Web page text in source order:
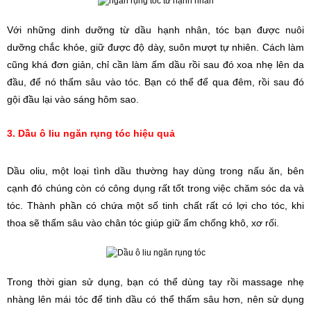
Với những dinh dưỡng từ dầu hạnh nhân, tóc bạn được nuôi
dưỡng chắc khỏe, giữ được độ dày, suôn mượt tự nhiên. Cách làm
cũng khá đơn giản, chỉ cần làm ấm dầu rồi sau đó xoa nhẹ lên da
đầu, để nó thấm sâu vào tóc. Bạn có thể để qua đêm, rồi sau đó
gội đầu lại vào sáng hôm sao.
3. Dầu ô liu ngăn rụng tóc hiệu quả
Dầu oliu, một loại tình dầu thường hay dùng trong nấu ăn, bên
cạnh đó chúng còn có công dụng rất tốt trong việc chăm sóc da và
tóc. Thành phần có chứa một số tinh chất rất có lợi cho tóc, khi
thoa sẽ thấm sâu vào chân tóc giúp giữ ẩm chống khô, xơ rối.
Trong thời gian sử dụng, bạn có thể dùng tay rồi massage nhẹ
nhàng lên mái tóc để tinh dầu có thể thấm sâu hơn, nên sử dụng